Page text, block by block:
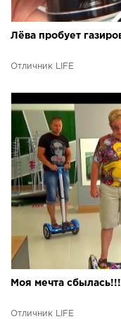
Лёва пробует
Отличник LIFE
Моя мечта
Отличник LIFE